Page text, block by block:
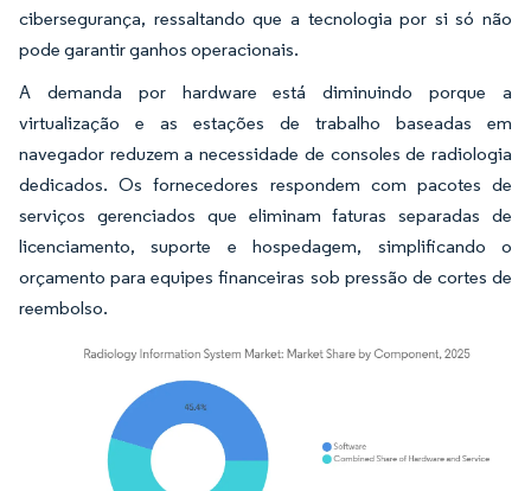
cibersegurança, ressaltando que a tecnologia por si só não
pode garantir ganhos operacionais.
A demanda por hardware está diminuindo porque a
virtualização e as estações de trabalho baseadas em
navegador reduzem a necessidade de consoles de radiologia
dedicados. Os fornecedores respondem com pacotes de
serviços gerenciados que eliminam faturas separadas de
licenciamento, suporte e hospedagem, simplificando o
orçamento para equipes financeiras sob pressão de cortes de
reembolso.